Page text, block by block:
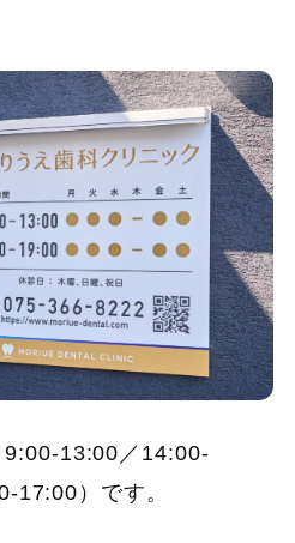
9:00-13:00／14:00-
17:00）です。